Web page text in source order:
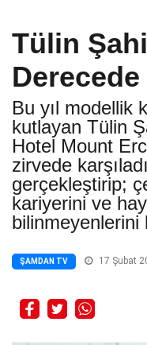
Tülin
Derecede
Bu yıl modellik
kutlayan Tülin
Hotel Mount
zirvede
gerçekleştirip;
kariyerini ve
bilinmeyenlerini
ŞAMDAN TV 17 Şubat